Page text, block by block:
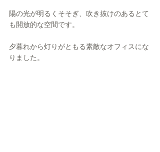
陽の光が明るくそそぎ、吹き抜けのあるとて
も開放的な空間です。
夕暮れから灯りがともる素敵なオフィスにな
りました。